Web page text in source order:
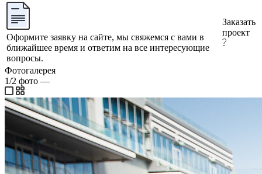
Оформите заявку на сайте, мы свяжемся с вами в
ближайшее время и ответим на все интересующие
вопросы.
Заказать
проект
Фотогалерея
1/2 фото —